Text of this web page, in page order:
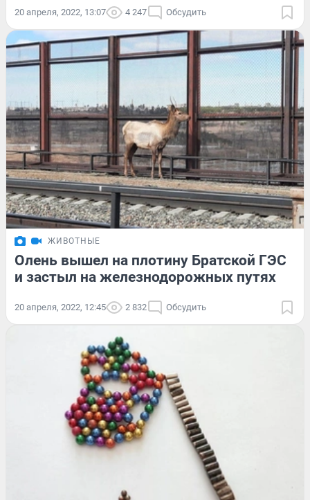
20 апреля, 2022, 13:07 4 247 Обсудить
ЖИВОТНЫЕ
Олень вышел на плотину Братской ГЭС
и застыл на железнодорожных путях
20 апреля, 2022, 12:45 2 832 Обсудить